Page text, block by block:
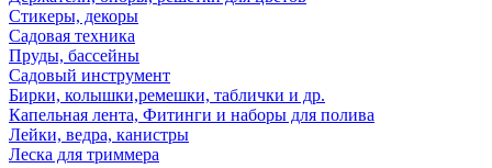
Стикеры, декоры
Садовая техника
Пруды, бассейны
Садовый инструмент
Бирки, колышки,ремешки, таблички и др.
Капельная лента, Фитинги и наборы для полива
Лейки, ведра, канистры
Леска для триммера